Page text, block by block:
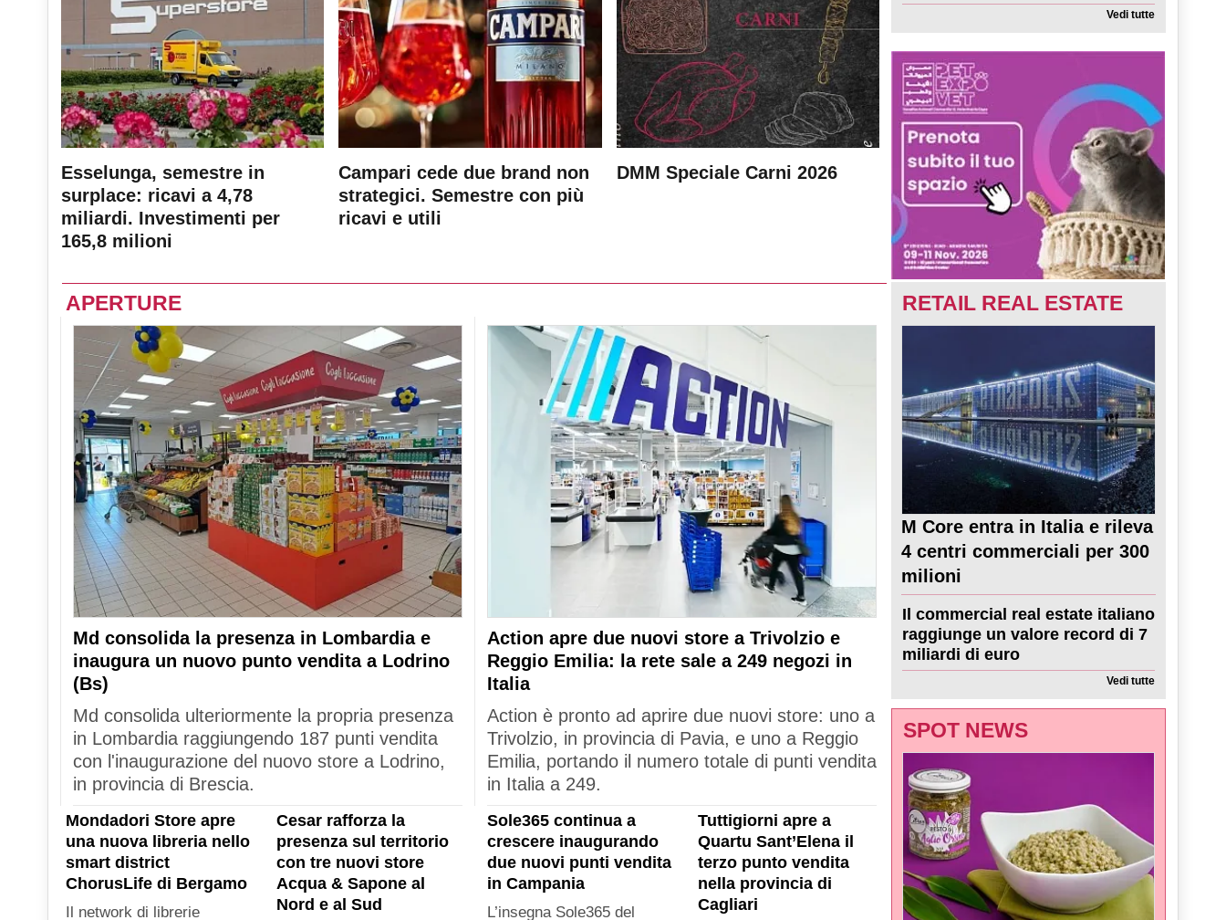
Esselunga, semestre in
surplace: ricavi a 4,78
miliardi. Investimenti per
165,8 milioni
Campari cede due brand non
strategici. Semestre con più
ricavi e utili
DMM Speciale Carni 2026
Vedi tutte
APERTURE
Md consolida la presenza in Lombardia e
inaugura un nuovo punto vendita a Lodrino
(Bs)
Md consolida ulteriormente la propria presenza
in Lombardia raggiungendo 187 punti vendita
con l'inaugurazione del nuovo store a Lodrino,
in provincia di Brescia.
Action apre due nuovi store a Trivolzio e
Reggio Emilia: la rete sale a 249 negozi in
Italia
Action è pronto ad aprire due nuovi store: uno a
Trivolzio, in provincia di Pavia, e uno a Reggio
Emilia, portando il numero totale di punti vendita
in Italia a 249.
Mondadori Store apre
una nuova libreria nello
smart district
ChorusLife di Bergamo
Il network di librerie
Cesar rafforza la
presenza sul territorio
con tre nuovi store
Acqua & Sapone al
Nord e al Sud
Sole365 continua a
crescere inaugurando
due nuovi punti vendita
in Campania
L’insegna Sole365 del
Tuttigiorni apre a
Quartu Sant’Elena il
terzo punto vendita
nella provincia di
Cagliari
RETAIL REAL ESTATE
M Core entra in Italia e rileva
4 centri commerciali per 300
milioni
Il commercial real estate italiano
raggiunge un valore record di 7
miliardi di euro
Vedi tutte
SPOT NEWS